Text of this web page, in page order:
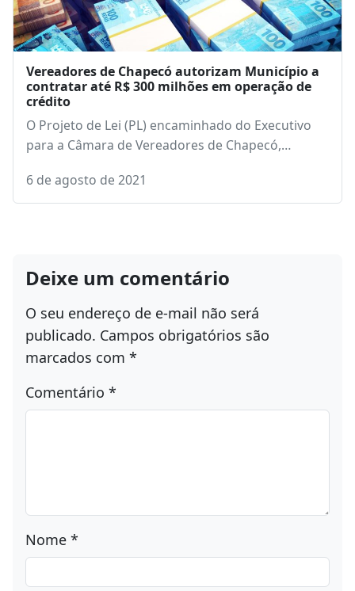
Vereadores de Chapecó autorizam Município a
contratar até R$ 300 milhões em operação de
crédito
O Projeto de Lei (PL) encaminhado do Executivo
para a Câmara de Vereadores de Chapecó,…
6 de agosto de 2021
Deixe um comentário
O seu endereço de e-mail não será
publicado. Campos obrigatórios são
marcados com
Comentário
Nome